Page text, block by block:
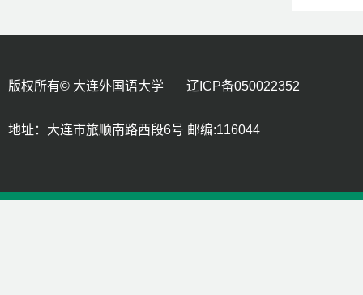
版权所有© 大连外国语大学 辽ICP备050022352
地址：大连市旅顺南路西段6号 邮编:116044